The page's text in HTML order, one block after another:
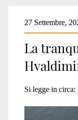
Tag:
27 Settembre,
La
Si legge in circa: